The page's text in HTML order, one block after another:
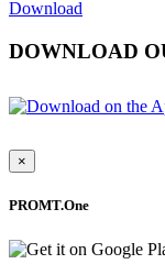
Download
DOWNLOAD
×
PROMT.One